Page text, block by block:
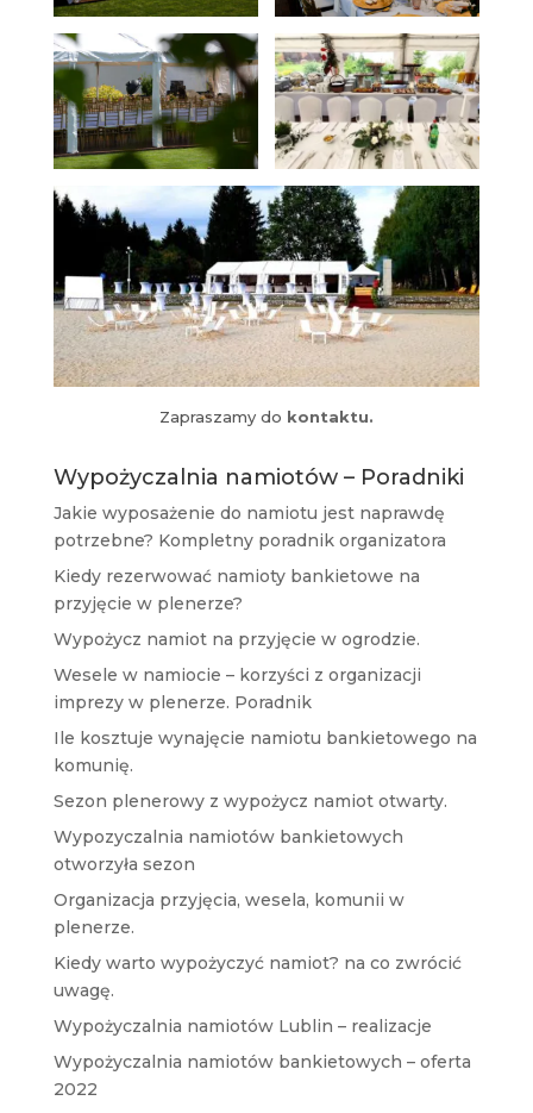
Zapraszamy do kontaktu.
Wypożyczalnia namiotów – Poradniki
Jakie wyposażenie do namiotu jest naprawdę
potrzebne? Kompletny poradnik organizatora
Kiedy rezerwować namioty bankietowe na
przyjęcie w plenerze?
Wypożycz namiot na przyjęcie w ogrodzie.
Wesele w namiocie – korzyści z organizacji
imprezy w plenerze. Poradnik
Ile kosztuje wynajęcie namiotu bankietowego na
komunię.
Sezon plenerowy z wypożycz namiot otwarty.
Wypozyczalnia namiotów bankietowych
otworzyła sezon
Organizacja przyjęcia, wesela, komunii w
plenerze.
Kiedy warto wypożyczyć namiot? na co zwrócić
uwagę.
Wypożyczalnia namiotów Lublin – realizacje
Wypożyczalnia namiotów bankietowych – oferta
2022